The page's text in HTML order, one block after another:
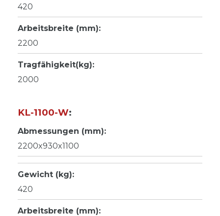
420
Arbeitsbreite (mm):
2200
Tragfähigkeit(kg):
2000
KL-1100-W:
Abmessungen (mm):
2200x930x1100
Gewicht (kg):
420
Arbeitsbreite (mm):